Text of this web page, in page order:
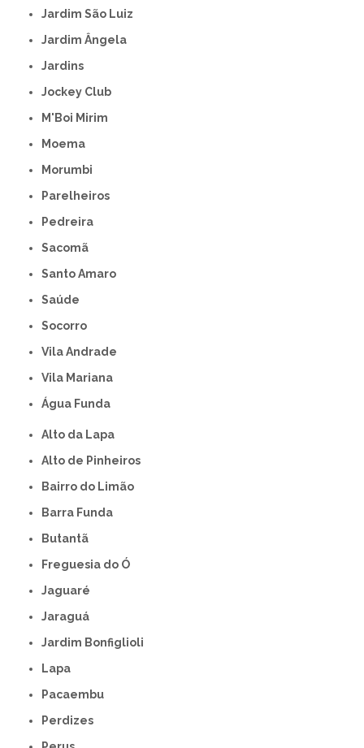
Jardim São Luiz
Jardim Ângela
Jardins
Jockey Club
M'Boi Mirim
Moema
Morumbi
Parelheiros
Pedreira
Sacomã
Santo Amaro
Saúde
Socorro
Vila Andrade
Vila Mariana
Água Funda
Alto da Lapa
Alto de Pinheiros
Bairro do Limão
Barra Funda
Butantã
Freguesia do Ó
Jaguaré
Jaraguá
Jardim Bonfiglioli
Lapa
Pacaembu
Perdizes